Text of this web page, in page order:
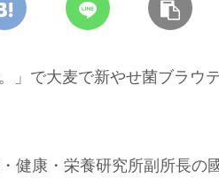
」で大麦で新やせ菌ブラウ
健康・栄養研究所副所長の